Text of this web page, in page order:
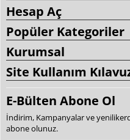
Hesap Aç
Popüler Kategoriler
Kurumsal
Site Kullanım
E-Bülten Abone Ol
İndirim, Kampanyalar ve
abone olunuz.